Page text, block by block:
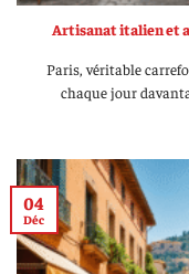
Artisanat italien et
Paris, véritable
chaque jour
04
Déc